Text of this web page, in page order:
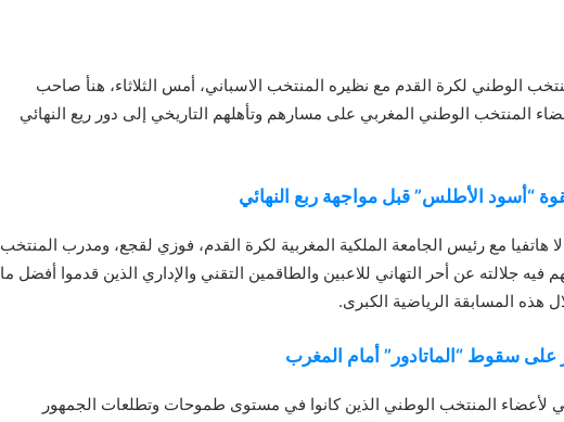
الوطني لكرة القدم مع نظيره المنتخب الاسباني، أمس الثلاثاء، هنأ صاحب
المنتخب الوطني المغربي على مسارهم وتأهلهم التاريخي إلى دور ريع النهائي
“أسود الأطلس” قبل مواجهة ربع النهائي
هاتفيا مع رئيس الجامعة الملكية المغربية لكرة القدم، فوزي لقجع، ومدرب المنتخب
فيه جلالته عن أحر التهاني للاعبين والطاقمين التقني والإداري الذين قدموا أفضل ما
هذه المسابقة الرياضية الكبرى.
على سقوط “الماتادور” أمام المغرب
لأعضاء المنتخب الوطني الذين كانوا في مستوى طموحات وتطلعات الجمهور